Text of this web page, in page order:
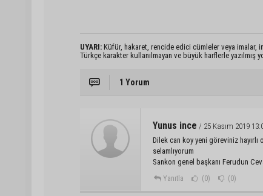
UYARI: Küfür, hakaret, rencide edici cümleler veya imalar,
Türkçe karakter kullanılmayan ve büyük harflerle yazılmış
1 Yorum
Yunus ince / 25 Kasım 2019
Dilek can koy yeni göreviniz hayırlı
selamlıyorum
Sankon genel başkanı Ferudun
Yanıtla (0) (0)